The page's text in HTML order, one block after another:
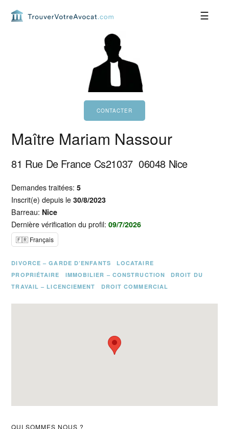
Maître Mariam Nassour
81 Rue De France Cs21037 06048 Nice
Demandes traitées:5
Inscrit(e) depuis le30/8/2023
Barreau: Nice
Dernière vérification du profil:09/7/2026
🇫🇷 Français
DIVORCE – GARDE D’ENFANTS
LOCATAIRE
PROPRIÉTAIRE
IMMOBILIER – CONSTRUCTION
DROIT DU
TRAVAIL – LICENCIEMENT
DROIT COMMERCIAL
QUI SOMMES NOUS ?